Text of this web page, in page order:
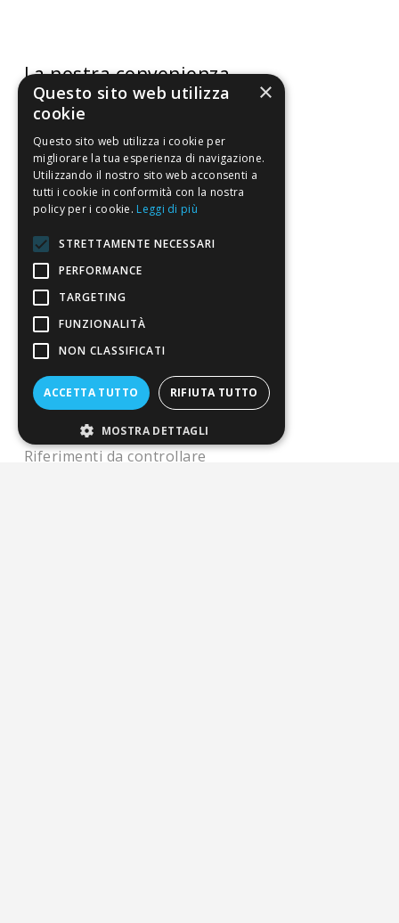
La nostra convenienza
Il risparmio che fa ambiente
Il nostro manifesto
Il blog
Perché fidarti
Vendi con noi
Chi siamo
Chi Siamo
Sostegno e riconoscimenti
Servizio clienti
Riferimenti da controllare
×
Questo sito web utilizza
cookie
Questo sito web utilizza i cookie per
migliorare la tua esperienza di navigazione.
Utilizzando il nostro sito web acconsenti a
tutti i cookie in conformità con la nostra
policy per i cookie. Leggi di più
STRETTAMENTE NECESSARI
PERFORMANCE
TARGETING
FUNZIONALITÀ
NON CLASSIFICATI
ACCETTA TUTTO RIFIUTA TUTTO
MOSTRA DETTAGLI